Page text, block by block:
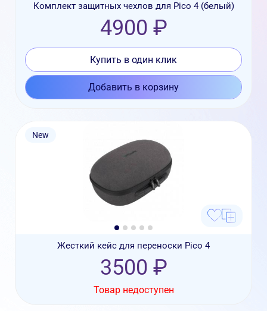
Комплект защитных чехлов для Pico 4 (белый)
4900 ₽
Купить в один клик
Добавить в корзину
New
Жесткий кейс для переноски Pico 4
3500 ₽
Товар недоступен